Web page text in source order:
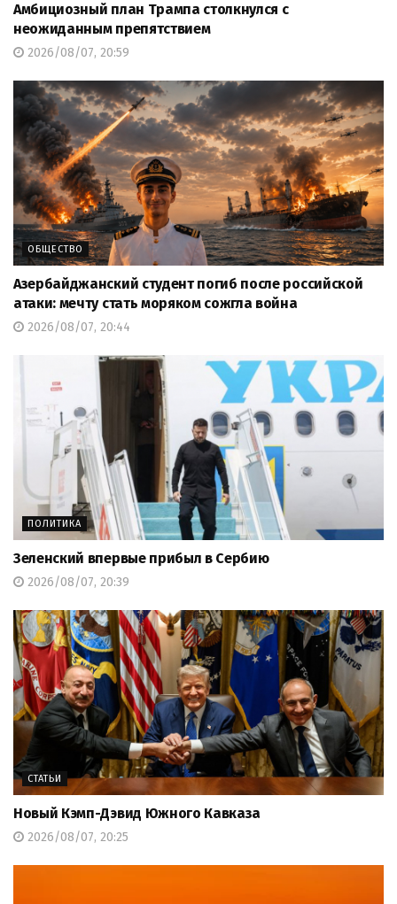
Амбициозный план Трампа столкнулся с
неожиданным препятствием
2026/08/07, 20:59
ОБЩЕСТВО
Азербайджанский студент погиб после российской
атаки: мечту стать моряком сожгла война
2026/08/07, 20:44
ПОЛИТИКА
Зеленский впервые прибыл в Сербию
2026/08/07, 20:39
СТАТЬИ
Новый Кэмп-Дэвид Южного Кавказа
2026/08/07, 20:25